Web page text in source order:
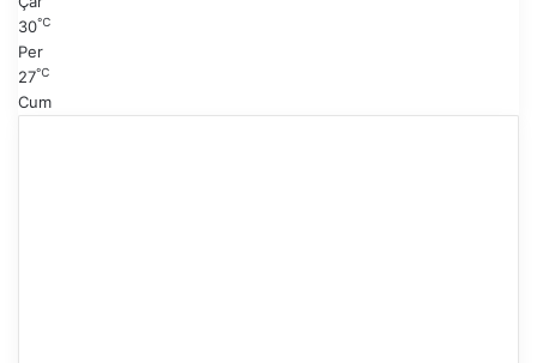
30℃
Per
27℃
Cum